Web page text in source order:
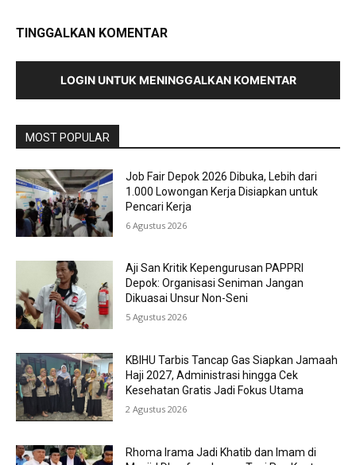
TINGGALKAN KOMENTAR
LOGIN UNTUK MENINGGALKAN KOMENTAR
MOST POPULAR
Job Fair Depok 2026 Dibuka, Lebih dari
1.000 Lowongan Kerja Disiapkan untuk
Pencari Kerja
6 Agustus 2026
Aji San Kritik Kepengurusan PAPPRI
Depok: Organisasi Seniman Jangan
Dikuasai Unsur Non-Seni
5 Agustus 2026
KBIHU Tarbis Tancap Gas Siapkan Jamaah
Haji 2027, Administrasi hingga Cek
Kesehatan Gratis Jadi Fokus Utama
2 Agustus 2026
Rhoma Irama Jadi Khatib dan Imam di